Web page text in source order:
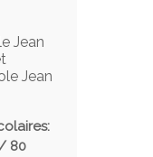
Jean
Jean
80